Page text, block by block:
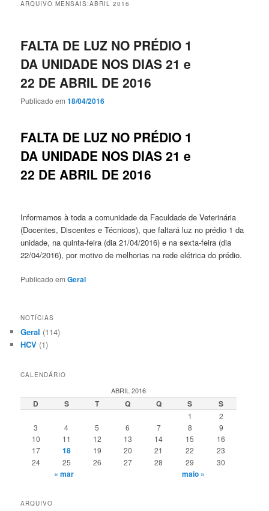
ARQUIVO MENSAIS:ABRIL 2016
FALTA DE LUZ NO PRÉDIO 1
DA UNIDADE NOS DIAS 21 e
22 DE ABRIL DE 2016
Publicado em18/04/2016
FALTA DE LUZ NO PRÉDIO 1
DA UNIDADE NOS DIAS 21 e
22 DE ABRIL DE 2016
Informamos à toda a comunidade da Faculdade de Veterinária
(Docentes, Discentes e Técnicos), que faltará luz no prédio 1 da
unidade, na quinta-feira (dia 21/04/2016) e na sexta-feira (dia
22/04/2016), por motivo de melhorias na rede elétrica do prédio.
Publicado em Geral
NOTÍCIAS
Geral (114)
HCV (1)
CALENDÁRIO
ABRIL 2016
D S T Q Q S S
1
2
3
4 5 6 7 8
9
10
11 12 13 14 15
16
17
18 19 20 21 22
23
24
25 26 27 28 29 30
« mar maio »
ARQUIVO